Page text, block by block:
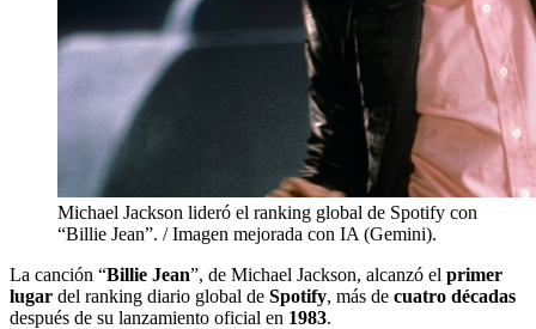
Michael Jackson lideró el ranking global de Spotify con
“Billie Jean”. / Imagen mejorada con IA (Gemini).
La canción “Billie Jean”, de Michael Jackson, alcanzó el primer
lugar del ranking diario global de Spotify, más de cuatro décadas
después de su lanzamiento oficial en 1983.